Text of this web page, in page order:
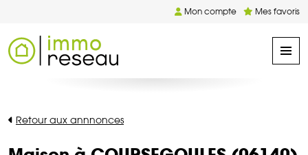
Mon compte Mes favoris
Retour aux annnonces